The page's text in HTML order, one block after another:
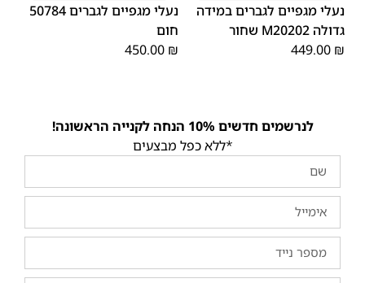
נעלי מגפיים לגברים במידה
גדולה M20202 שחור
449.00 ₪
נעלי מגפיים לגברים 50784
חום
450.00 ₪
לנרשמים חדשים 10% הנחה לקנייה הראשונה!
*ללא כפל מבצעים